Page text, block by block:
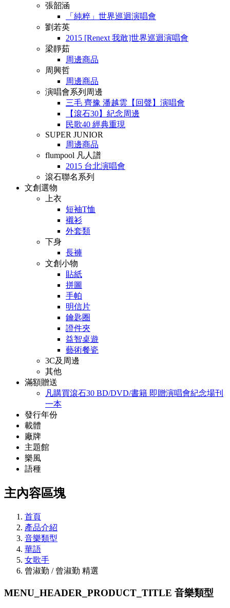
張韶涵
「純粹」世界巡迴演唱會
劉若英
2015 [Renext 我敢]世界巡迴演唱會
梁靜茹
周邊商品
周興哲
周邊商品
演唱會系列周邊
三毛 齊豫 潘越雲【回聲】演唱會
【滾石30】紀念周邊
民歌40 經典重現
SUPER JUNIOR
周邊商品
flumpool 凡人譜
2015 台北演唱會
滾石聯名系列
文創選物
上衣
短袖T恤
襯衫
外套類
下身
長褲
文創小物
貼紙
拼圖
手帕
明信片
鑰匙圈
證件夾
益智桌遊
藝術餐瓷
3C及周邊
其他
滿額贈送
凡購買滾石30 BD/DVD/書籍 即贈演唱會紀念場刊
一本
發行年份
載體
廠牌
主題館
樂風
語種
主內容區塊
首頁
產品介紹
音樂類型
華語
女歌手
曾淑勤 / 曾淑勤 精選
MENU_HEADER_PRODUCT_TITLE 音樂類型